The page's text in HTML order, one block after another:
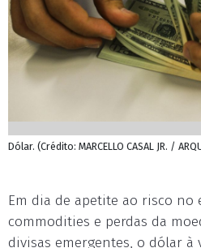
Dólar. (Crédito: MARCELLO CASAL JR. /
Em dia de apetite ao risco no
commodities e perdas da
divisas emergentes, o dólar